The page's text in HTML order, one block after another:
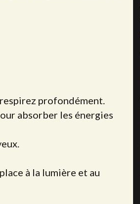
profondément.
absorber les énergies
à la lumière et au